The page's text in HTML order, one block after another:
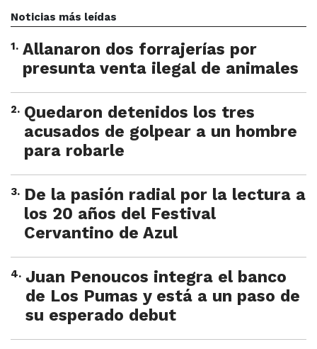
Noticias más leídas
1. Allanaron dos forrajerías por
presunta venta ilegal de animales
2. Quedaron detenidos los tres
acusados de golpear a un hombre
para robarle
3. De la pasión radial por la lectura a
los 20 años del Festival
Cervantino de Azul
4. Juan Penoucos integra el banco
de Los Pumas y está a un paso de
su esperado debut